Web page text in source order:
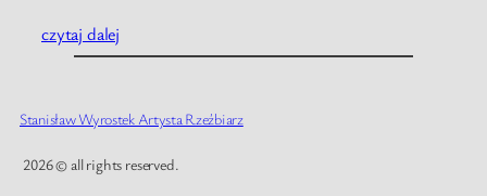
czytaj dalej
Stanisław Wyrostek Artysta Rzeźbiarz
2026 © all rights reserved.